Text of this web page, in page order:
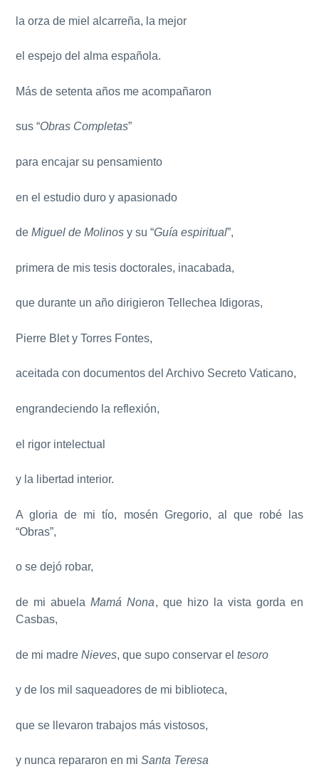
la orza de miel alcarreña, la mejor
el espejo del alma española.
Más de setenta años me acompañaron
sus “Obras Completas”
para encajar su pensamiento
en el estudio duro y apasionado
deMiguel de Molinos y su “Guía espiritual”,
primera de mis tesis doctorales, inacabada,
que durante un año dirigieron Tellechea Idigoras,
Pierre Blet y Torres Fontes,
aceitada con documentos del Archivo Secreto Vaticano,
engrandeciendo la reflexión,
el rigor intelectual
y la libertad interior.
A gloria de mi tío, mosén Gregorio, al que robé las
“Obras”,
o se dejó robar,
de mi abuelaMamá Nona, que hizo la vista gorda en
Casbas,
de mi madreNieves, que supo conservar eltesoro
y de los mil saqueadores de mi biblioteca,
que se llevaron trabajos más vistosos,
y nunca repararon en miSanta Teresa